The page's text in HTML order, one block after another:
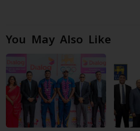
You May Also Like